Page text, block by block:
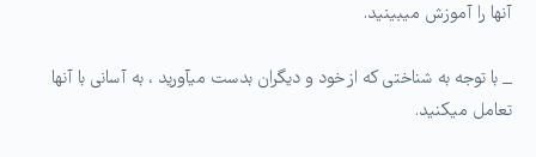
آنها را آموزش می­بینید.
_ با توجه به شناختی که از خود و دیگران بدست می­آورید ، به آسانی با آنها
تعامل می­کنید.